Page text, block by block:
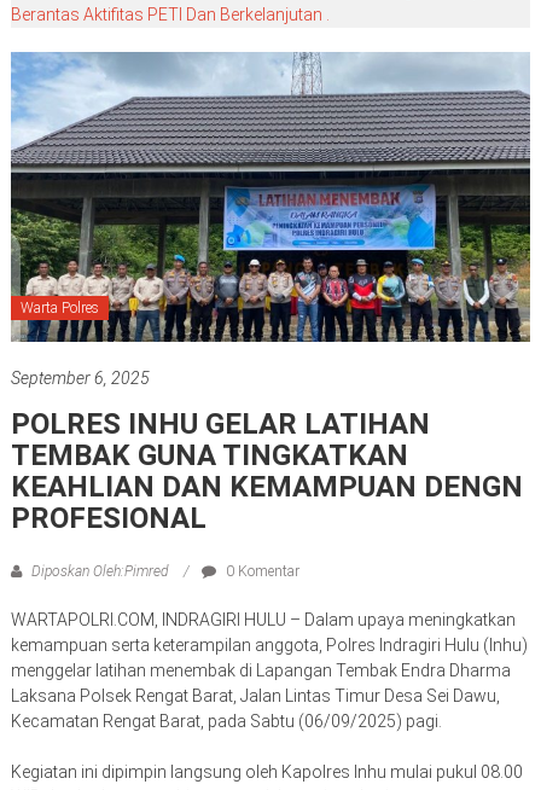
Berantas Aktifitas PETI Dan Berkelanjutan .
Warta Polres
September 6, 2025
POLRES INHU GELAR LATIHAN
TEMBAK GUNA TINGKATKAN
KEAHLIAN DAN KEMAMPUAN DENGN
PROFESIONAL
Diposkan Oleh:Pimred 0 Komentar
WARTAPOLRI.COM, INDRAGIRI HULU – Dalam upaya meningkatkan
kemampuan serta keterampilan anggota, Polres Indragiri Hulu (Inhu)
menggelar latihan menembak di Lapangan Tembak Endra Dharma
Laksana Polsek Rengat Barat, Jalan Lintas Timur Desa Sei Dawu,
Kecamatan Rengat Barat, pada Sabtu (06/09/2025) pagi.
Kegiatan ini dipimpin langsung oleh Kapolres Inhu mulai pukul 08.00